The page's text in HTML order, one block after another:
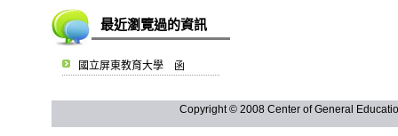
最近瀏覽過的資訊
國立屏東教育大學 函
Copyright © 2008 Center of General